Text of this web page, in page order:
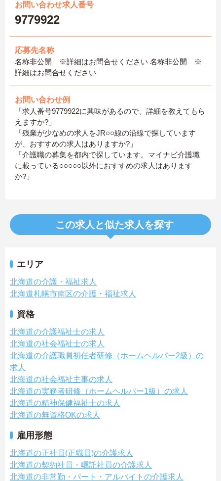
お問い合わせ求人番号
9779922
応募先名称
名称非公開 ※詳細はお問合せください 名称非公開 ※
詳細はお問合せください
お問い合わせ例
「求人番号9779922に興味があるので、詳細を教えてもら
えますか?」
「残業が少なめの求人をJR○○線の沿線で探しています
が、おすすめの求人はありますか?」
「介護職の募集を都内で探しています。マイナビ介護職
に載っている○○○○○以外におすすめの求人はあります
か?」
この求人と似た求人を探す
エリア
北海道の介護・福祉求人
北海道札幌市南区の介護・福祉求人
資格
北海道の介護福祉士の求人
北海道の社会福祉士の求人
北海道の介護職員初任者研修（ホームヘルパー2級）の
求人
北海道の社会福祉主事の求人
北海道の実務者研修（ホームヘルパー1級）の求人
北海道の精神保健福祉士の求人
北海道の無資格OKの求人
雇用形態
北海道の正社員(正職員)の介護求人
北海道の契約社員・嘱託社員の介護求人
北海道の非常勤・パート・アルバイトの介護求人